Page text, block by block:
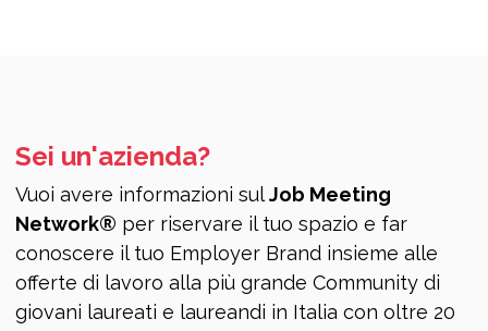
Sei un'azienda?
Vuoi avere informazioni sulJob Meeting
Network® per riservare il tuo spazio e far
conoscere il tuo Employer Brand insieme alle
offerte di lavoro alla più grande Community di
giovani laureati e laureandi in Italia con oltre 20